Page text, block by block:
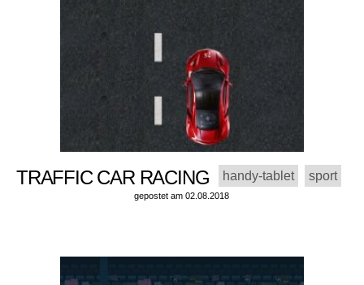
TRAFFIC CAR RACING handy-tablet sport
gepostet am 02.08.2018